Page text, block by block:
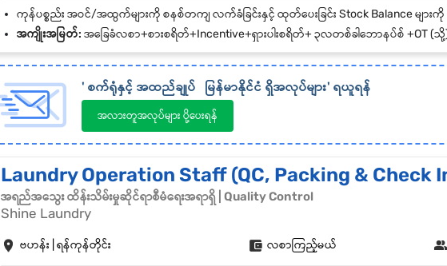
အကျိုးအမြတ်: အခြေခံလစာ+စားစရိတ်+Incentive+ရှားပါးစရိတ်+ ၃လတစ်ခါဘောနပ်စ် +OT (သို့) အစားထိုးနားရက်+အဆောင် +မနက်၈:၃၀-၅:၃၀ +တနင်္ဂ
' စက်ရုံနှင့် အထည်ချုပ် မြန်မာနိုင်ငံ ရှိအလုပ်များ' ရယူရန်
အလားတူအလုပ်များ ပို့ပေးရန်
Laundry Operation Staff (QC, Packing & Check
အရည်အသွေး ထိန်းသိမ်းမှုဆိုင်ရာစီမံရေးအရာရှိ | Quality Control
Shine Laundry
ဗဟန်း | ရန်ကုန်တိုင်း လစာကြည့်မယ်